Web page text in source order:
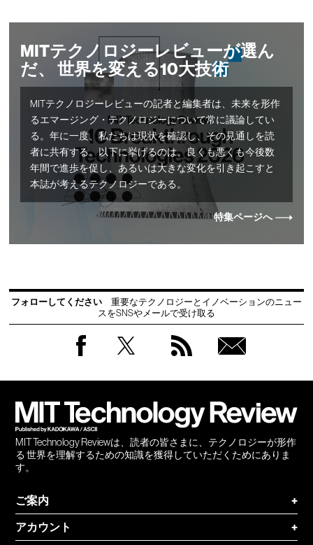
MITテクノロジーレビューが選ん
だ、 世界を変える10大技術
MITテクノロジーレビューの記者と編集者は、未来を形作
るエマージング・テクノロジーについて常に議論してい
る。年に一度、私たちは現状を確認し、その見通しを読
者に共有する。以下に挙げるのは、良くも悪くも今後数
年間で進歩を促し、あるいは大きな変化を引き起こすと
本誌が考えるテクノロジーである。
特集ページへ
フォローしてください
重要なテクノロジーとイノベーションのニュー
スをSNSやメールで受け取る
MIT Technology Reviewは、読者の皆さまに、テクノロジーが形作
る 世界を理解するための知識を獲得していただくためにありま
す。
ご案内
+
アカウント
+